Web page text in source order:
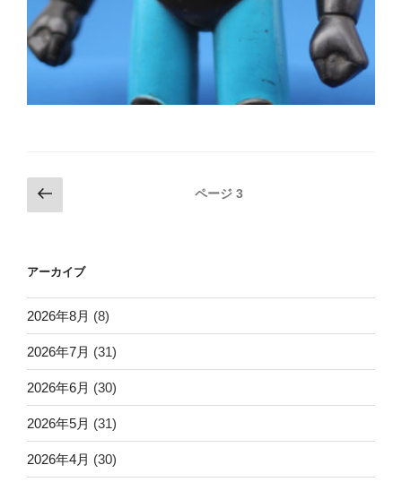
投
稿
ビ
ー
シ
ョ
ン
の
ジ
ページ 3
アーカイブ
2026年8月 (8)
2026年7月 (31)
2026年6月 (30)
2026年5月 (31)
2026年4月 (30)